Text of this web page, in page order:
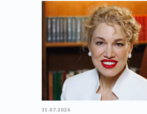
31.07.2026